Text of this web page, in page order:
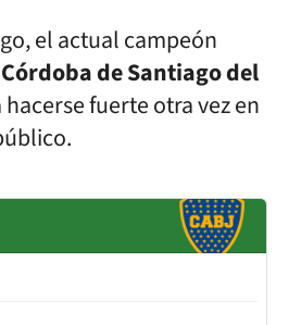
el actual campeón
de Santiago del
fuerte otra vez en